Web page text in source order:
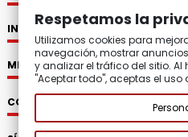
INFORMACIÓN
MI CUENTA
CONTACTO
Respetamos la
Utilizamos cookies para
navegación, mostrar
y analizar el tráfico del sitio. Al
"Aceptar todo", aceptas el uso